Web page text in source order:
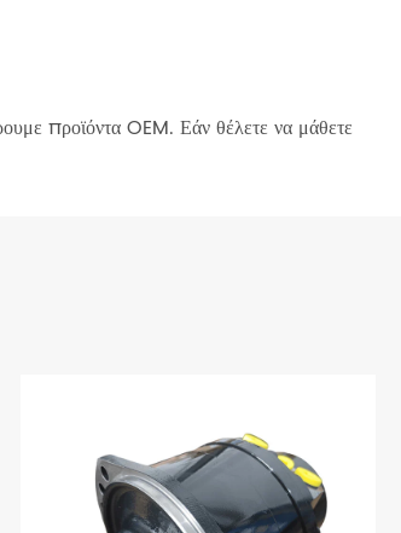
προϊόντα OEM. Εάν θέλετε να μάθετε